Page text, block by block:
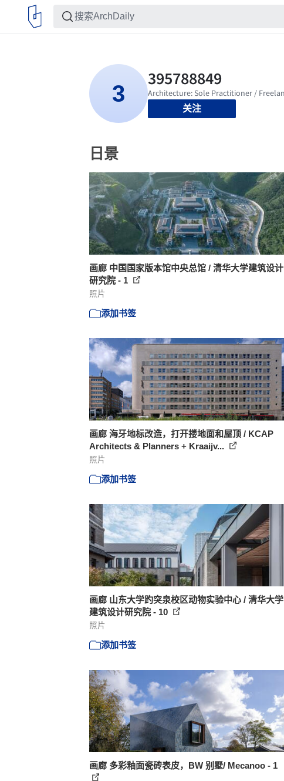
关注
日景
画廊 中国国家版本馆中央总馆 / 清华大学建筑设计
研究院 - 1
照片
添加书签
画廊 海牙地标改造，打开搂地面和屋顶 / KCAP
Architects & Planners + Kraaijv...
照片
添加书签
画廊 山东大学趵突泉校区动物实验中心 / 清华大学
建筑设计研究院 - 10
照片
添加书签
画廊 多彩釉面瓷砖表皮，BW 别墅/ Mecanoo - 1